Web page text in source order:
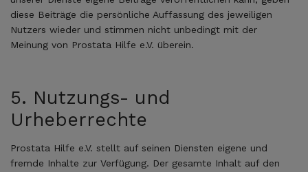
diese Beiträge die persönliche Auffassung des jeweiligen
Nutzers wieder und stimmen nicht unbedingt mit der
Meinung von Prostata Hilfe e.V. überein.
5. Nutzungs- und
Urheberrechte
Prostata Hilfe e.V. stellt auf seinen Diensten eigene und
fremde Inhalte zur Verfügung. Der gesamte Inhalt auf den